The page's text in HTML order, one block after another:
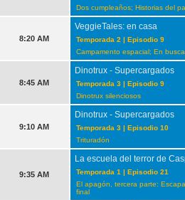
Dos cumpleaños; Historias del
8:20 AM
VeggieTales: en casa
Temporada 2 | Episodio 9
Campamento espacial; En
8:45 AM
Dinotrux - Supercargados
Temporada 3 | Episodio 9
Dinotrux silenciosos
9:10 AM
Dinotrux - Supercargados
Temporada 3 | Episodio 10
Trituradón
9:35 AM
La escuela del terror de
Temporada 1 | Episodio 21
El apagón, tercera parte:
final